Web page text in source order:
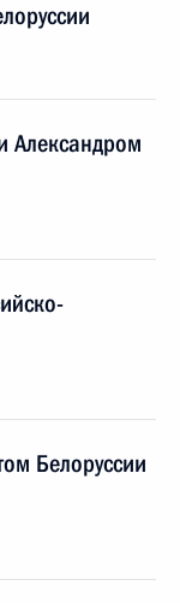
Александром
Белоруссии